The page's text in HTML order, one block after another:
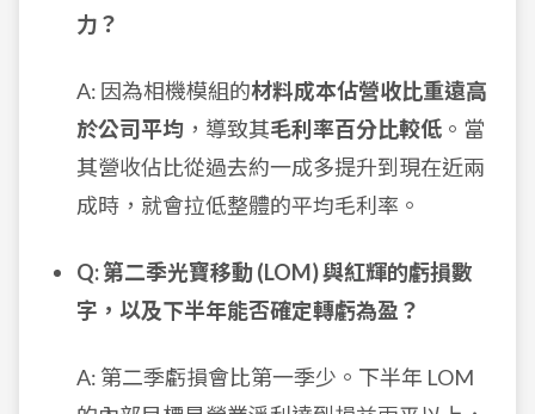
力？
A: 因為相機模組的材料成本佔營收比重遠高
於公司平均 ，導致其毛利率百分比較低 。當
其營收佔比從過去約一成多提升到現在近兩
成時，就會拉低整體的平均毛利率。
Q: 第二季光寶移動 (LOM) 與紅輝的虧損數
字，以及下半年能否確定轉虧為盈？
A: 第二季虧損會比第一季少。下半年 LOM